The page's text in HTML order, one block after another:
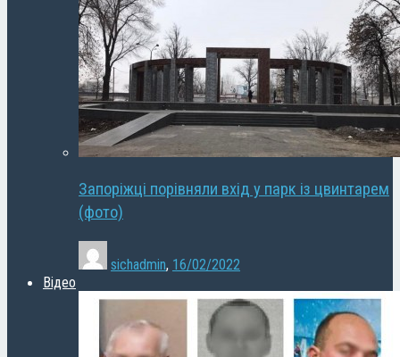
Запоріжці порівняли вхід у парк із цвинтарем
(фото)
sichadmin, 16/02/2022
Відео